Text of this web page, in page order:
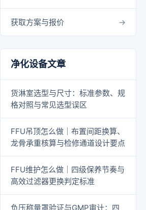
获取方案与报价
净化设备文章
货淋室选型与尺寸：标准参数、规
格对照与常见选型误区
FFU吊顶怎么做｜布置间距换算、
龙骨承重核算与检修通道设计要点
FFU维护怎么做｜四级保养节奏与
高效过滤器更换判定标准
负压称量罩验证与GMP审计：四